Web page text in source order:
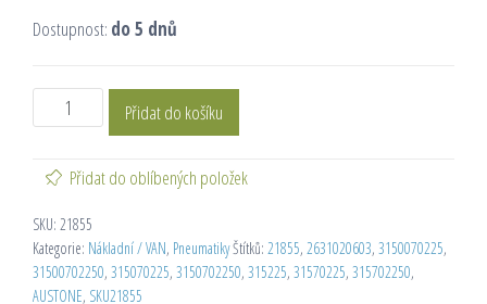
Dostupnost: do 5 dnů
Přidat do košíku
Přidat do oblíbených položek
SKU: 21855
Kategorie: Nákladní / VAN, PneumatikyŠtítků: 21855, 2631020603, 3150070225,
31500702250, 315070225, 3150702250, 315225, 31570225, 315702250,
AUSTONE, SKU21855